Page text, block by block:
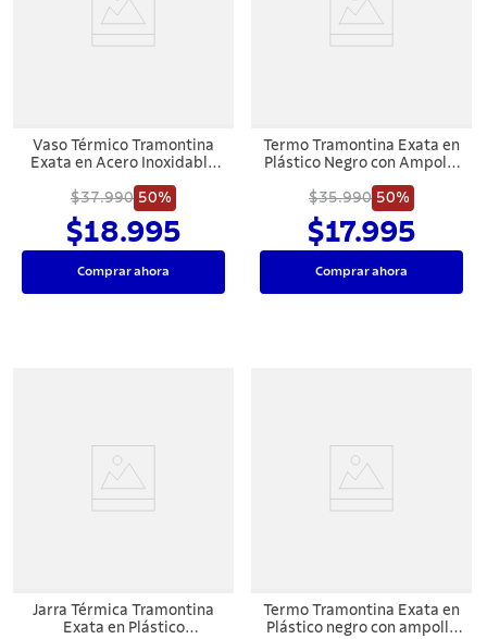
Vaso Térmico Tramontina
Exata en Acero Inoxidable
$37.990 50%
$18.995
Comprar ahora
Termo Tramontina Exata en
Plástico Negro con Ampolla
$35.990 50%
$17.995
Comprar ahora
Jarra Térmica Tramontina
Exata en Plástico
Termo Tramontina Exata en
Plástico negro con ampolla